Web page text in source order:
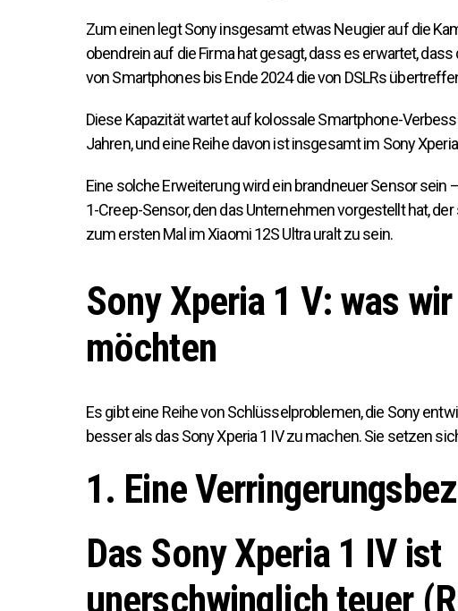
Zum einen legt Sony insgesamt etwas Neugier auf die
obendrein auf die Firma hat gesagt, dass es erwartet,
von Smartphones bis Ende 2024 die von DSLRs
Diese Kapazität wartet auf kolossale Smartphone-
Jahren, und eine Reihe davon ist insgesamt im Sony
Eine solche Erweiterung wird ein brandneuer Sensor
1-Creep-Sensor, den das Unternehmen vorgestellt hat,
zum ersten Mal im Xiaomi 12S Ultra uralt zu sein.
Sony Xperia 1 V: was
möchten
Es gibt eine Reihe von Schlüsselproblemen, die Sony
besser als das Sony Xperia 1 IV zu machen. Sie setzen
1. Eine
Das Sony Xperia 1 IV ist
unerschwinglich teuer